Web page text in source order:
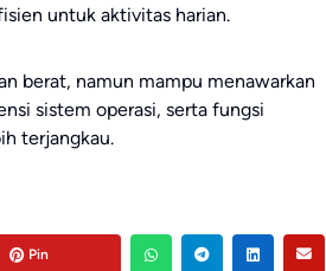
untuk aktivitas harian.
berat, namun mampu menawarkan
sistem operasi, serta fungsi
terjangkau.
Pin